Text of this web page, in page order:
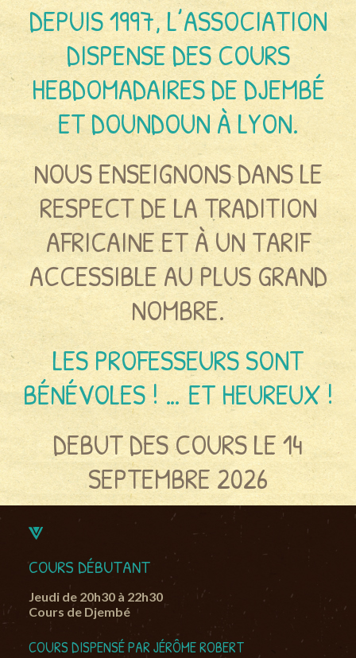
DEPUIS 1997, L’ASSOCIATION
DISPENSE DES COURS
HEBDOMADAIRES DE DJEMBÉ
ET DOUNDOUN À LYON.
NOUS ENSEIGNONS DANS LE
RESPECT DE LA TRADITION
AFRICAINE ET À UN TARIF
ACCESSIBLE AU PLUS GRAND
NOMBRE.
LES PROFESSEURS SONT
BÉNÉVOLES ! … ET HEUREUX !
DEBUT DES COURS LE 14
SEPTEMBRE 2026
COURS DÉBUTANT
Jeudi de 20h30 à 22h30
Cours de Djembé
COURS DISPENSÉ PAR JÉRÔME ROBERT